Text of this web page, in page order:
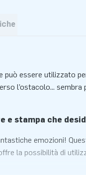
può essere utilizzato
l’ostacolo... sembra
e stampa che
emozioni!
la possibilità di